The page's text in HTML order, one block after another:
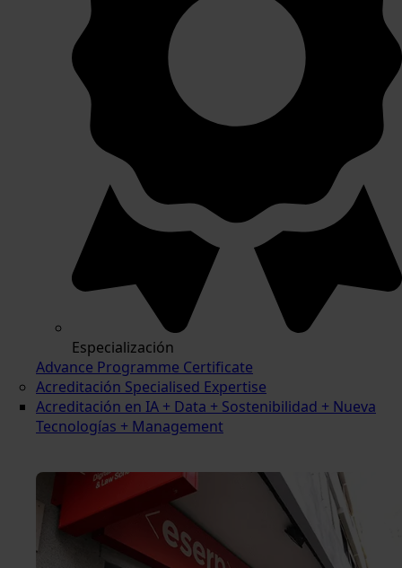
Especialización
Advance Programme Certificate
Acreditación Specialised Expertise
Acreditación en IA + Data + Sostenibilidad + Nueva
Tecnologías + Management